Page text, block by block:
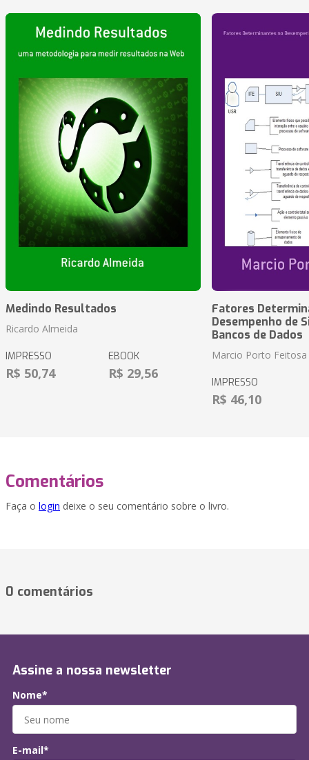
Medindo Resultados
Ricardo Almeida
IMPRESSO
R$ 50,74
EBOOK
R$ 29,56
Fatores
Desempenho de
Bancos de Dados
Marcio Porto Feitosa
IMPRESSO
R$ 46,10
Comentários
Faça o login deixe o seu comentário sobre o livro.
0 comentários
Assine a nossa newsletter
Nome*
E-mail*